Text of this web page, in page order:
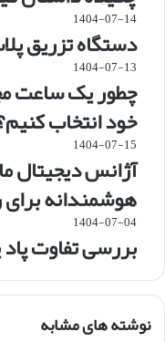
1404-07-14
دستگاه تزریق
1404-07-13
چطور یک ساعت
خود انتخاب
1404-07-15
آژانس دیجیتال
هوشمندانه برای
1404-07-04
بررسی تفاوت
نوشته های مشابه